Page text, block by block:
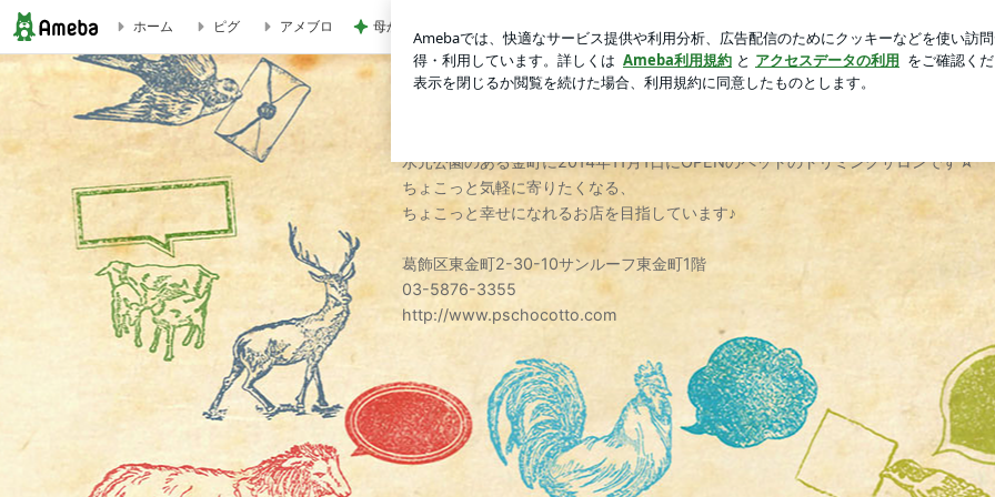
PetSalon ちょこっとのブログ
ホーム ピグ アメブロ 母からのリクエストで完食したご飯
水元公園のある金町に2014年11月1日にOPENのペットのトリミングサロンです☆
ちょこっと気軽に寄りたくなる、
ちょこっと幸せになれるお店を目指しています♪
葛飾区東金町2-30-10サンルーフ東金町1階
03-5876-3355
http://www.pschocotto.com